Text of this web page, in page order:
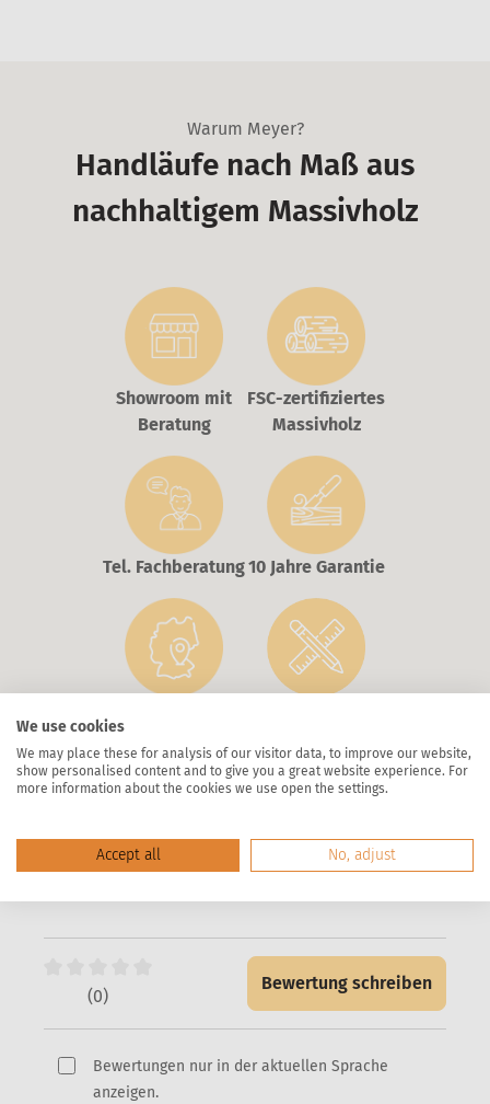
Warum Meyer?
Handläufe nach Maß aus
nachhaltigem Massivholz
Showroom mit
Beratung
FSC-zertifiziertes
Massivholz
Tel. Fachberatung10 Jahre Garantie
Made in Germany
Das sagen unsere
Kunden
(0)
Bewertung schreiben
Bewertungen nur in der aktuellen Sprache
anzeigen.
We use cookies
We may place these for analysis of our visitor data, to improve our website,
show personalised content and to give you a great website experience. For
more information about the cookies we use open the settings.
Accept all No, adjust